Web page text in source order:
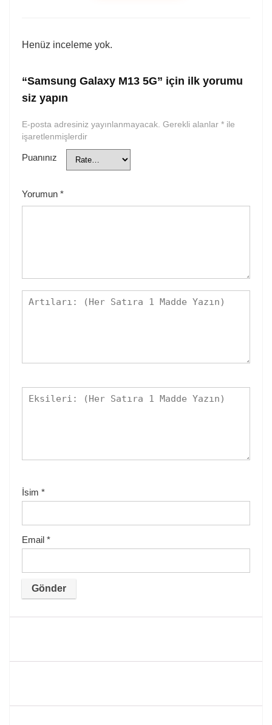
Henüz inceleme yok.
“Samsung Galaxy M13 5G” için ilk yorumu
siz yapın
E-posta adresiniz yayınlanmayacak. Gerekli alanlar * ile
işaretlenmişlerdir
Puanınız
Yorumun *
İsim *
Email *